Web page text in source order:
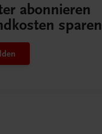
abonnieren
sparen